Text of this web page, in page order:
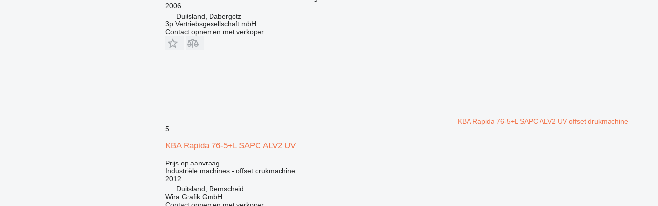
2006
Duitsland, Dabergotz
3p Vertriebsgesellschaft mbH
Contact opnemen met verkoper
KBA Rapida 76-5+L SAPC ALV2 UV offset drukmachine
5
KBA Rapida 76-5+L SAPC ALV2 UV
Prijs op aanvraag
Industriële machines - offset drukmachine
2012
Duitsland, Remscheid
Wira Grafik GmbH